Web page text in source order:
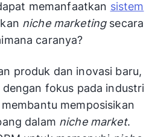
memanfaatkan sistem
niche marketing secara
caranya?
produk dan inovasi baru,
fokus pada industri
memposisikan
dalam niche market.